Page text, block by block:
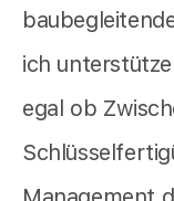
ich
egal ob